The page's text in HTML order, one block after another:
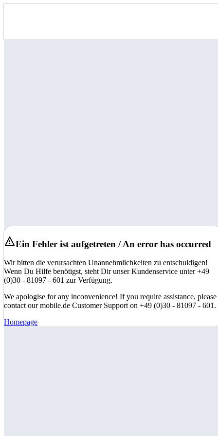
Ein Fehler ist aufgetreten / An error has occurred
Wir bitten die verursachten Unannehmlichkeiten zu entschuldigen!
Wenn Du Hilfe benötigst, steht Dir unser Kundenservice unter +49
(0)30 - 81097 - 601 zur Verfügung.
We apologise for any inconvenience! If you require assistance, please
contact our mobile.de Customer Support on +49 (0)30 - 81097 - 601.
Homepage